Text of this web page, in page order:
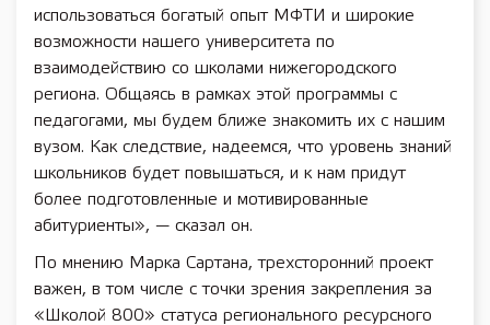
использоваться богатый опыт МФТИ и широкие
возможности нашего университета по
взаимодействию со школами нижегородского
региона. Общаясь в рамках этой программы с
педагогами, мы будем ближе знакомить их с нашим
вузом. Как следствие, надеемся, что уровень знаний
школьников будет повышаться, и к нам придут
более подготовленные и мотивированные
абитуриенты», — сказал он.
По мнению Марка Сартана, трехсторонний проект
важен, в том числе с точки зрения закрепления за
«Школой 800» статуса регионального ресурсного